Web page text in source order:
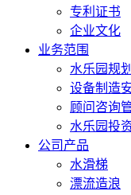
专利证书
企业文化
业务范围
水乐园规
设备制造
顾问咨询
水乐园投
公司产品
水滑梯
漂流造浪